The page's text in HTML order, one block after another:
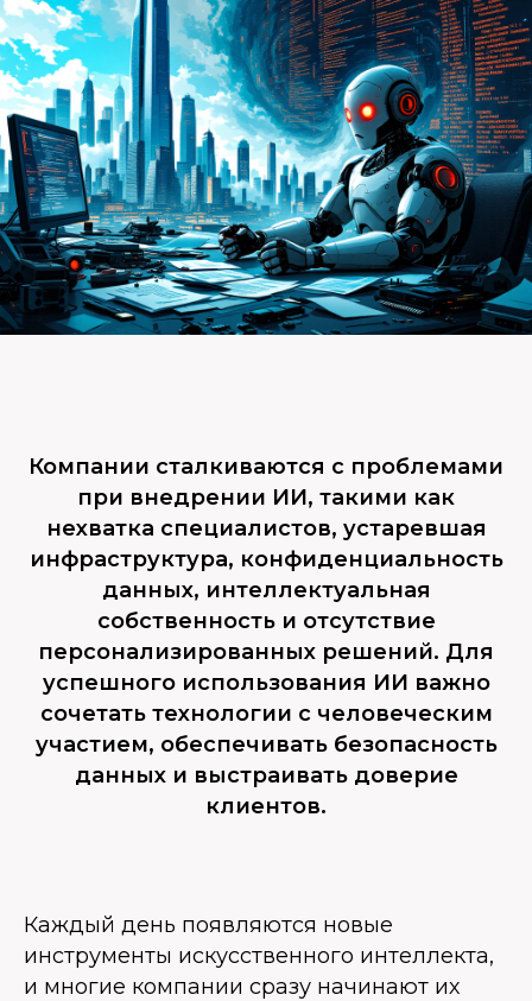
Компании сталкиваются с проблемами
при внедрении ИИ, такими как
нехватка специалистов, устаревшая
инфраструктура, конфиденциальность
данных, интеллектуальная
собственность и отсутствие
персонализированных решений. Для
успешного использования ИИ важно
сочетать технологии с человеческим
участием, обеспечивать безопасность
данных и выстраивать доверие
клиентов.
Каждый день появляются новые
инструменты искусственного интеллекта,
и многие компании сразу начинают их